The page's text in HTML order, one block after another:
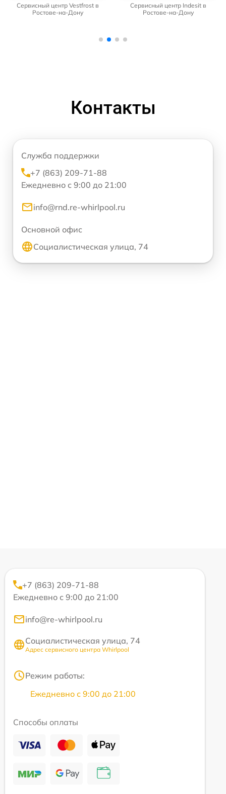
Сервисный центр Vestfrost в
Ростове-на-Дону
Сервисный центр Indesit в
Ростове-на-Дону
Контакты
Служба поддержки
+7 (863) 209-71-88
Ежедневно с 9:00 до 21:00
info@rnd.re-whirlpool.ru
Основной офис
Социалистическая улица, 74
+7 (863) 209-71-88
Ежедневно с 9:00 до 21:00
info@re-whirlpool.ru
Социалистическая улица, 74
Адрес сервисного центра Whirlpool
Режим работы:
Ежедневно с 9:00 до 21:00
Способы оплаты